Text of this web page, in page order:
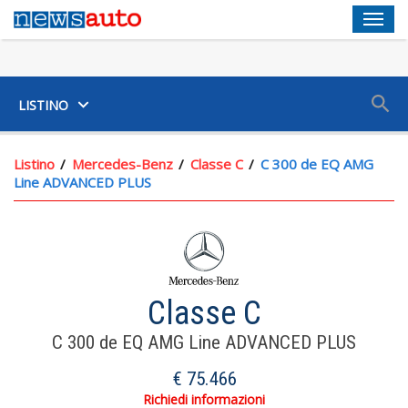
LISTINO
Listino Mercedes-Benz Classe C
C 300 de EQ AMG
Line ADVANCED PLUS
Classe C
C 300 de EQ AMG Line ADVANCED PLUS
€ 75.466
Richiedi informazioni
Servosterzo Ad Assistenza Variabile E Elettrico
Volante In Alluminio+pelle Reg. Elettricamente, Reg. In
Altezza, Reg. In Profondità, Multifunzione E Comandi Touch
Portabicchiere Ai Sedili Anteriori E Sedili Post.